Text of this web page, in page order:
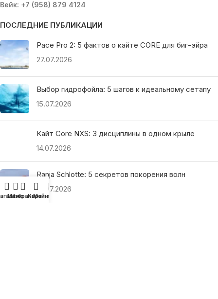
Вейк: +7 (958) 879 4124
ПОСЛЕДНИЕ ПУБЛИКАЦИИ
Pace Pro 2: 5 фактов о кайте CORE для биг-эйра
27.07.2026
Выбор гидрофойла: 5 шагов к идеальному сетапу
15.07.2026
Кайт Core NXS: 3 дисциплины в одном крыле
14.07.2026
Ranja Schlotte: 5 секретов покорения волн
13.07.2026
Меню
Избранное
Корзина
Мой аккаунт